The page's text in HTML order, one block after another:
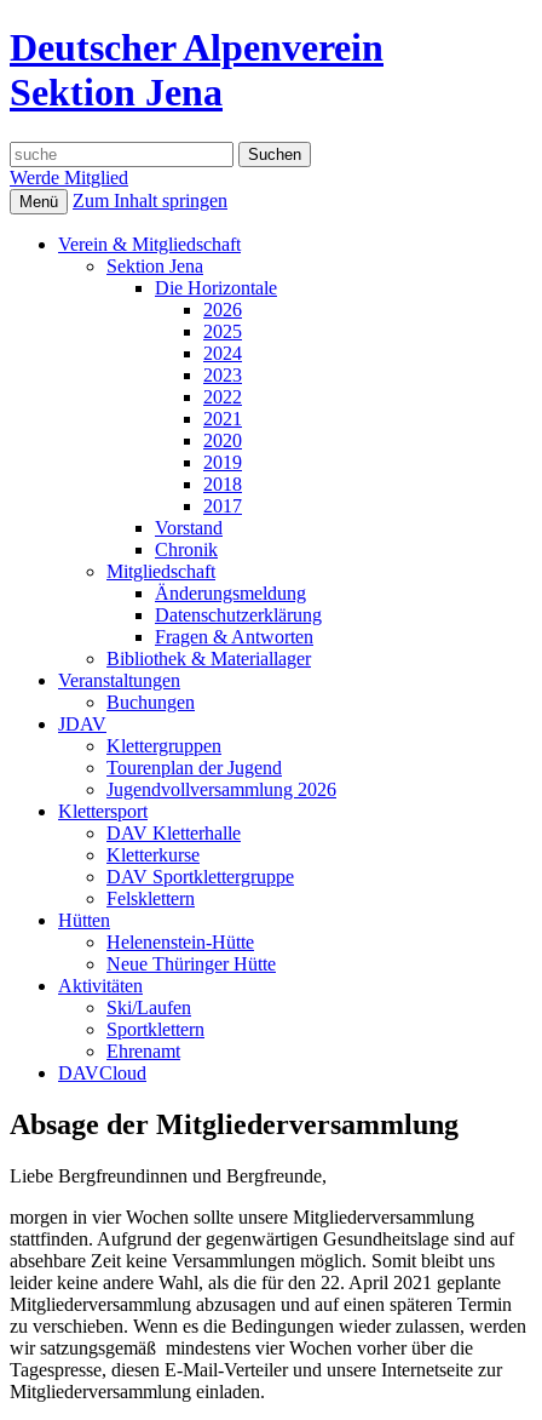
Deutscher Alpenverein
Sektion Jena
Suche
nach:
Werde Mitglied
Menü Zum Inhalt springen
Verein & Mitgliedschaft
Sektion Jena
Die Horizontale
2026
2025
2024
2023
2022
2021
2020
2019
2018
2017
Vorstand
Chronik
Mitgliedschaft
Änderungsmeldung
Datenschutzerklärung
Fragen & Antworten
Bibliothek & Materiallager
Veranstaltungen
Buchungen
JDAV
Klettergruppen
Tourenplan der Jugend
Jugendvollversammlung 2026
Klettersport
DAV Kletterhalle
Kletterkurse
DAV Sportklettergruppe
Felsklettern
Hütten
Helenenstein-Hütte
Neue Thüringer Hütte
Aktivitäten
Ski/Laufen
Sportklettern
Ehrenamt
DAVCloud
Absage der Mitgliederversammlung
Liebe Bergfreundinnen und Bergfreunde,
morgen in vier Wochen sollte unsere Mitgliederversammlung
stattfinden. Aufgrund der gegenwärtigen Gesundheitslage sind auf
absehbare Zeit keine Versammlungen möglich. Somit bleibt uns
leider keine andere Wahl, als die für den 22. April 2021 geplante
Mitgliederversammlung abzusagen und auf einen späteren Termin
zu verschieben. Wenn es die Bedingungen wieder zulassen, werden
wir satzungsgemäß mindestens vier Wochen vorher über die
Tagespresse, diesen E-Mail-Verteiler und unsere Internetseite zur
Mitgliederversammlung einladen.